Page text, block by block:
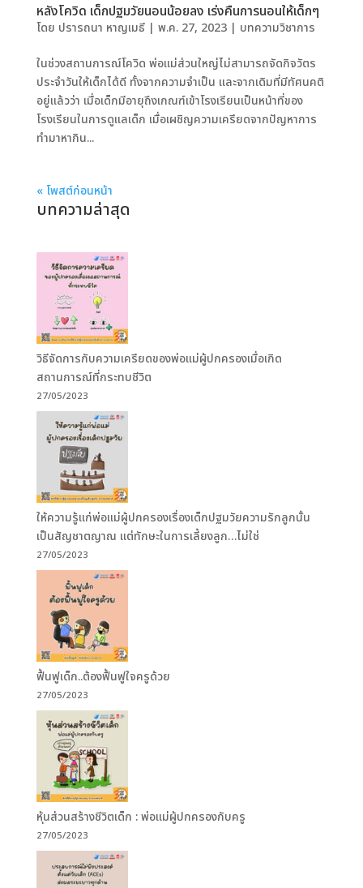
หลังโควิด เด็กปฐมวัยนอนน้อยลง เร่งคืนการนอนให้เด็กๆ
โดย ปรารถนา หาญเมธี| พ.ค. 27, 2023| บทความวิชาการ
ในช่วงสถานการณ์โควิด พ่อแม่ส่วนใหญ่ไม่สามารถจัดกิจวัตร
ประจำวันให้เด็กได้ดี ทั้งจากความจำเป็น และจากเดิมที่มีทัศนคติ
อยู่แล้วว่า เมื่อเด็กมีอายุถึงเกณฑ์เข้าโรงเรียนเป็นหน้าที่ของ
โรงเรียนในการดูแลเด็ก เมื่อเผชิญความเครียดจากปัญหาการ
ทำมาหากิน...
« โพสต์ก่อนหน้า
บทความล่าสุด
วิธีจัดการกับความเครียดของพ่อแม่ผู้ปกครองเมื่อเกิด
สถานการณ์ที่กระทบชีวิต
27/05/2023
ให้ความรู้แก่พ่อแม่ผู้ปกครองเรื่องเด็กปฐมวัยความรักลูกนั้น
เป็นสัญชาตญาณ แต่ทักษะในการเลี้ยงลูก…ไม่ใช่
27/05/2023
ฟื้นฟูเด็ก..ต้องฟื้นฟูใจครูด้วย
27/05/2023
หุ้นส่วนสร้างชีวิตเด็ก : พ่อแม่ผู้ปกครองกับครู
27/05/2023